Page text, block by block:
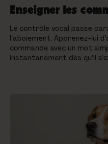
Enseigner les
Le contrôle vocal passe
l'aboiement. Apprenez-lui
commande avec un mot
instantanément dès qu'il